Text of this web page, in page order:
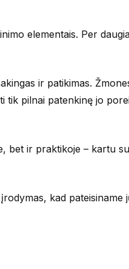
elementais. Per
ir patikimas.
tik pilnai patenkinę jo
bet ir praktikoje – kartu
kad pateisiname